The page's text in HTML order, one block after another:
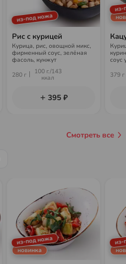
из-под ножа
Рис с курицей
Курица, рис, овощной микс,
фирменный соус, зелёная
фасоль, кунжут
280 г
100 г./143
ккал
395 ₽
из-
соус
379 г
Смотреть все
из-под ножа
новинка
из-